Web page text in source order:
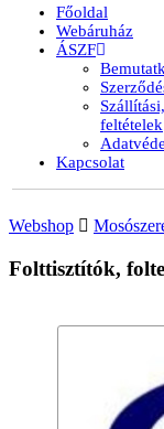
Főoldal
Webáruház
ÁSZF
feltételek
Kapcsolat
Webshop
Folttisztítók,